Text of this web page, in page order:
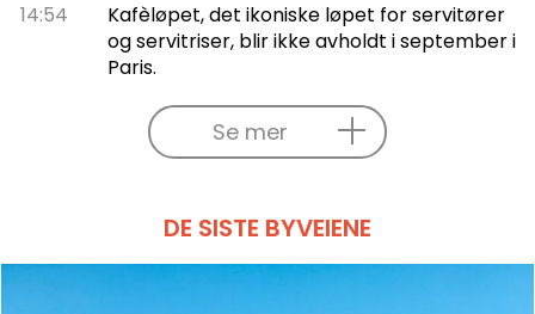
14:54
Kafèløpet, det ikoniske løpet for servitører
og servitriser, blir ikke avholdt i september i
Paris.
Se mer
DE SISTE BYVEIENE